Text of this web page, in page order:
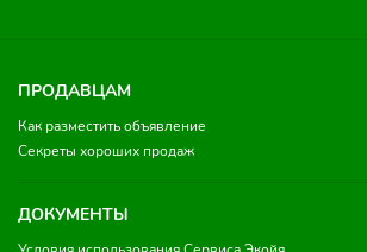
ПРОДАВЦАМ
Как разместить объявление
Секреты хороших продаж
ДОКУМЕНТЫ